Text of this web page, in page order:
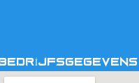
BEDRIJFSGEGEVENS